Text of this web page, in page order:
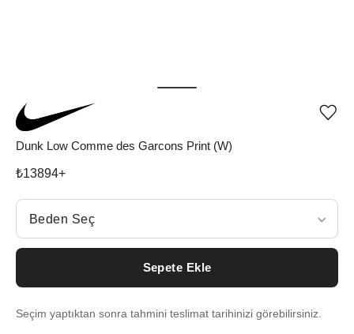
Dunk Low Comme des Garcons Print (W)
₺13894+
Beden Seç
Beden Seç
Sepete Ekle
Seçim yaptıktan sonra tahmini teslimat tarihinizi görebilirsiniz.